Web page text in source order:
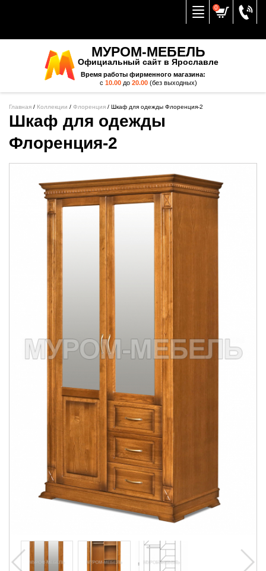
0
МУРОМ-МЕБЕЛЬ
Официальный сайт в Ярославле
Время работы фирменного магазина:
с 10.00до 20.00(без выходных)
Главная / Коллекции / Флоренция / Шкаф для одежды Флоренция-2
Шкаф для одежды
Флоренция-2